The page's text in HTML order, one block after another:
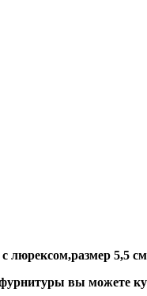
люрексом,размер 5,5
вы можете